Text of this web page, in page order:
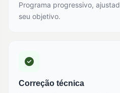
Programa progressivo,
seu objetivo.
Correção técnica